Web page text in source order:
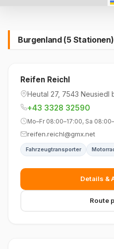
Burgenland (5 Stationen)
Reifen Reichl
Heutal 27, 7543 Neusiedl
+43 3328 32590
Mo–Fr 08:00–17:00, Sa
reifen.reichl@gmx.net
Fahrzeugtransporter
Details &
Route